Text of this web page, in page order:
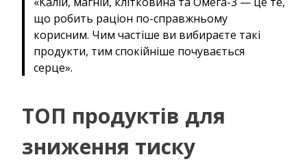
що робить раціон по-справжньому
корисним. Чим частіше ви вибираєте такі
продукти, тим спокійніше почувається
серце».
ТОП продуктів для
зниження тиску